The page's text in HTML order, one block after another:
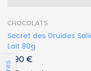
CHOCOLATS
Secret des Druides
Lait 80g
6,90 €